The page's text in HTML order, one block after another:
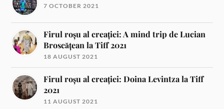
7 OCTOBER 2021
Firul roșu al creației: A mind trip de Lucian
Broscățean la Tiff 2021
18 AUGUST 2021
Firul roșu al creației: Doina Levintza la Tiff
2021
11 AUGUST 2021